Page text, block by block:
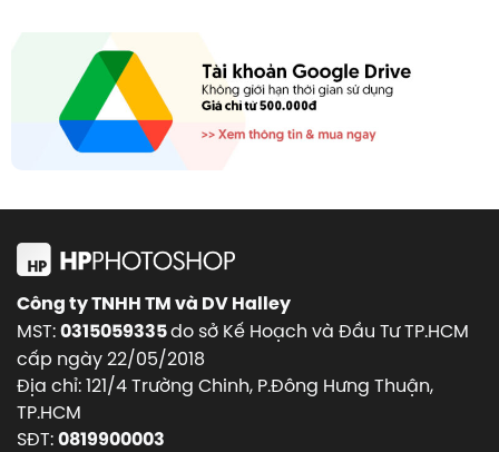
Công ty TNHH TM và DV Halley
MST:0315059335do sở Kế Hoạch và Đầu Tư TP.HCM
cấp ngày 22/05/2018
Địa chỉ: 121/4 Trường Chinh, P.Đông Hưng Thuận,
TP.HCM
SĐT:0819900003